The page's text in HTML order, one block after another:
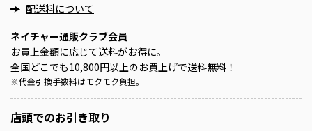
配送料について
ネイチャー通販クラブ会員
お買上金額に応じて送料がお得に。
全国どこでも10,800円以上のお買上げで送料無料！
※代金引換手数料はモクモク負担。
店頭でのお引き取り